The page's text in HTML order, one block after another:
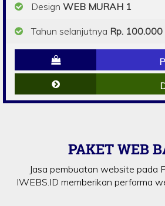
Design WEB MURAH 1
Tahun selanjutnya Rp. 100.000
PAKET WEB
Jasa pembuatan website pada
IWEBS.ID memberikan performa